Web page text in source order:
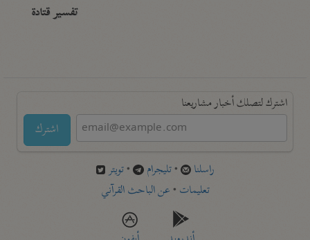
تفسير قتادة
اشترك لتصلك أخبار مشاريعنا
اشترك
راسلنا •تليجرام •تويتر
تعليمات •عن الباحث القرآني